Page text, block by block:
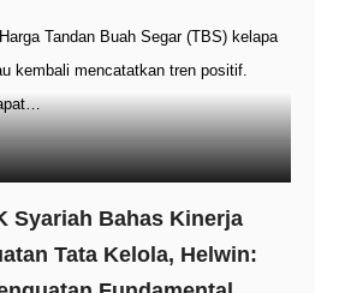
Tandan Buah Segar (TBS) kelapa
kembali mencatatkan tren positif.
Syariah Bahas Kinerja
Tata Kelola, Helwin: